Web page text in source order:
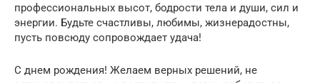
профессиональных высот, бодрости тела и души, сил и
энергии. Будьте счастливы, любимы, жизнерадостны,
пусть повсюду сопровождает удача!
С днем рождения! Желаем верных решений, не